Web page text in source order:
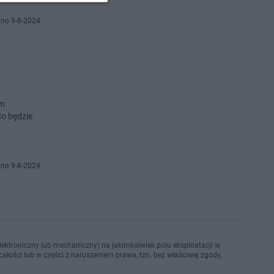
9-8-2024
będzie
9-8-2024
lub mechaniczny) na jakimkolwiek polu eksploatacji w
lub w części z naruszeniem prawa, tzn. bez właściwej zgody,